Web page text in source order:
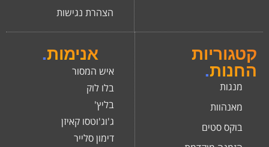
הצהרת נגישות
קטגוריות
החנות.
מנגות
מאנהוות
בוקס סטים
אנימות.
איש המסור
בלו לוק
בליץ'
ג'וג'וטסו קאיזן
דימון סלייר